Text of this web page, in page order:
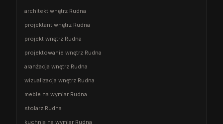
architekt wnętrz Rudna
projektant wnętrz Rudna
projekt wnętrz Rudna
projektowanie wnętrz Rudna
aranżacja wnętrz Rudna
wizualizacja wnętrz Rudna
meble na wymiar Rudna
stolarz Rudna
kuchnia na wymiar Rudna